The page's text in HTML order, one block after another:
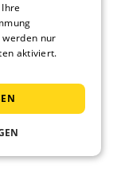
werden nur
aktiviert.